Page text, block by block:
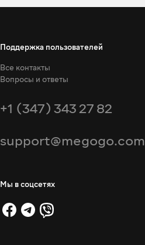
Поддержка пользователей
Все контакты
Вопросы и ответы
+1 (347) 343 27 82
support@megogo.com
Мы в соцсетях